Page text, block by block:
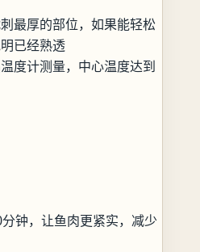
最厚的部位，如果能轻松
已经熟透
度计测量，中心温度达到
钟，让鱼肉更紧实，减少